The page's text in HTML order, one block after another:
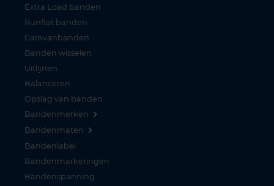
Extra Load banden
Runflat banden
Caravanbanden
Banden wisselen
Uitlijnen
Balanceren
Opslag van banden
Bandenmerken
Bandenmaten
Bandenlabel
Bandenmarkeringen
Bandenspanning